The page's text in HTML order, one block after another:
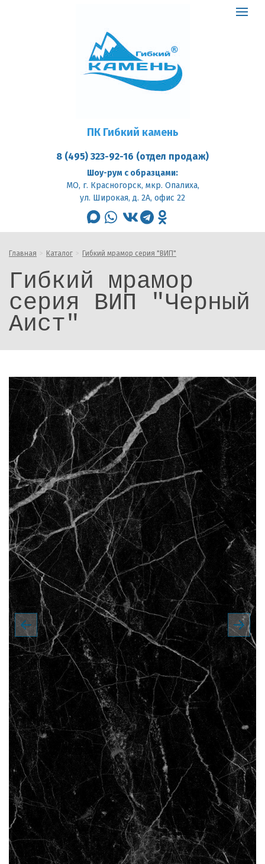
ПК Гибкий камень
8 (495) 323-92-16 (отдел продаж)
Шоу-рум с образцами:
МО, г. Красногорск, мкр. Опалиха,
ул. Широкая, д. 2А, офис 22
max whatsapp
vk telegramodnoklassniki
Toggle
Главная Каталог Гибкий мрамор серия "ВИП"
Гибкий мрамор
серия ВИП "Черный
Аист"